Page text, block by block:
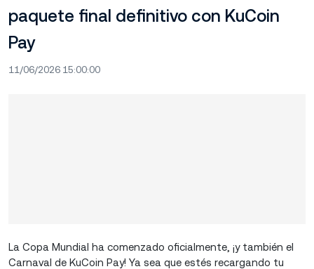
paquete final definitivo con KuCoin
Pay
11/06/2026 15:00:00
La Copa Mundial ha comenzado oficialmente, ¡y también el
Carnaval de KuCoin Pay! Ya sea que estés recargando tu